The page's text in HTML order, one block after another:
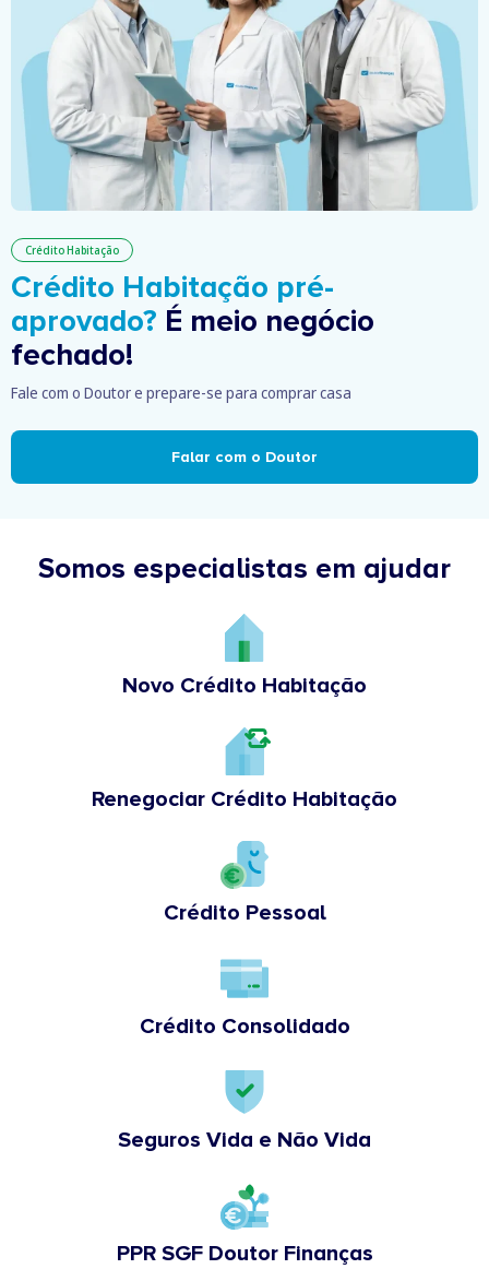
Crédito Habitação
Crédito Habitação pré-
aprovado? É meio negócio
fechado!
Fale com o Doutor e prepare-se para comprar casa
Falar com o Doutor
Somos especialistas em ajudar
Novo Crédito Habitação
Renegociar Crédito Habitação
Crédito Pessoal
Crédito Consolidado
Seguros Vida e Não Vida
PPR SGF Doutor Finanças